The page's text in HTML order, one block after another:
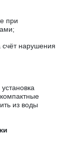
при
счёт нарушения
из воды